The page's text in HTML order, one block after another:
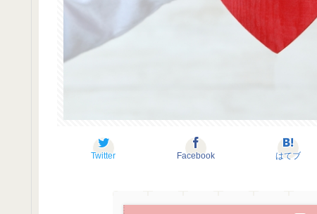
Twitter Facebook はてブ